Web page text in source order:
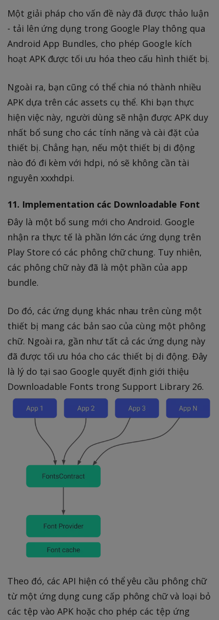
Một giải pháp cho vấn đề này đã được thảo luận
- tải lên ứng dụng trong Google Play thông qua
Android App Bundles, cho phép Google kích
hoạt APK được tối ưu hóa theo cấu hình thiết bị.
Ngoài ra, bạn cũng có thể chia nó thành nhiều
APK dựa trên các assets cụ thể. Khi bạn thực
hiện việc này, người dùng sẽ nhận được APK duy
nhất bổ sung cho các tính năng và cài đặt của
thiết bị. Chẳng hạn, nếu một thiết bị di động
nào đó đi kèm với hdpi, nó sẽ không cần tài
nguyên xxxhdpi.
11. Implementation các Downloadable Font
Đây là một bổ sung mới cho Android. Google
nhận ra thực tế là phần lớn các ứng dụng trên
Play Store có các phông chữ chung. Tuy nhiên,
các phông chữ này đã là một phần của app
bundle.
Do đó, các ứng dụng khác nhau trên cùng một
thiết bị mang các bản sao của cùng một phông
chữ. Ngoài ra, gần như tất cả các ứng dụng này
đã được tối ưu hóa cho các thiết bị di động. Đây
là lý do tại sao Google quyết định giới thiệu
Downloadable Fonts trong Support Library 26.
Theo đó, các API hiện có thể yêu cầu phông chữ
từ một ứng dụng cung cấp phông chữ và loại bỏ
các tệp vào APK hoặc cho phép các tệp ứng